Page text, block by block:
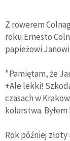
Z rowerem
roku Ernesto
papieżowi
"Pamiętam, że
+Ale lekki!
czasach w
kolarstwa.
Rok później